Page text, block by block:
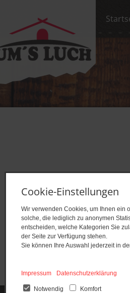
Cookie-Einstellungen
Wir verwenden Cookies, um Ihnen ein
solche, die lediglich zu anonymen
entscheiden, welche Kategorien Sie
der Seite zur Verfügung stehen.
Sie können Ihre Auswahl jederzeit in
Impressum Datenschutzerklärung
Notwendig Komfort